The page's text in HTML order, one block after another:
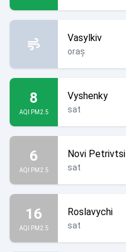
Vasylkiv
oraș
8
AQI PM2.5
Vyshenky
sat
6
AQI PM2.5
Novi Petrivtsi
sat
16
AQI PM2.5
Roslavychi
sat